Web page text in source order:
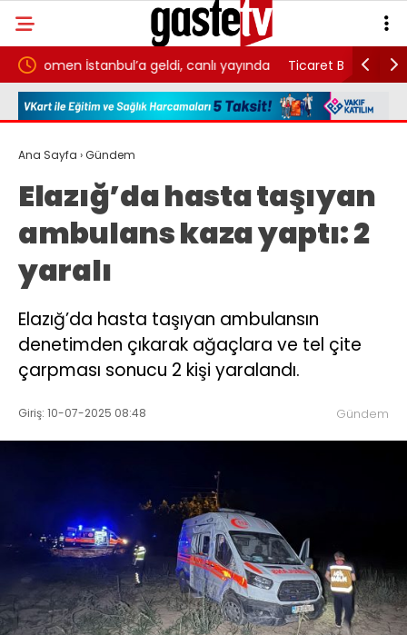
canlı yayında Ticaret Bakanlığı 80 ülkeye yönelik 107
pazar araştırması hazırladı
Ana Sayfa ›Gündem
Elazığ’da hasta taşıyan
ambulans kaza yaptı: 2
yaralı
Elazığ’da hasta taşıyan ambulansın
denetimden çıkarak ağaçlara ve tel çite
çarpması sonucu 2 kişi yaralandı.
Giriş: 10-07-2025 08:48 Gündem